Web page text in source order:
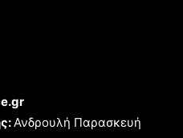
Ανδρουλή Παρασκευή